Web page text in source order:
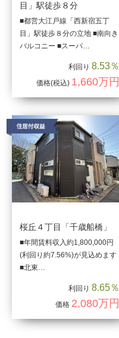
目」駅徒歩８分
■都営大江戸線「西新宿五丁
目」駅徒歩８分の立地 ■南向き
バルコニー ■スーパ…
利回り8.53％
価格(税込) 1,660万円
桜丘４丁目「千歳船橋」
■年間賃料収入約1,800,000円
(利回り約7.56%)が見込めます
■北東…
利回り8.65％
価格 2,080万円